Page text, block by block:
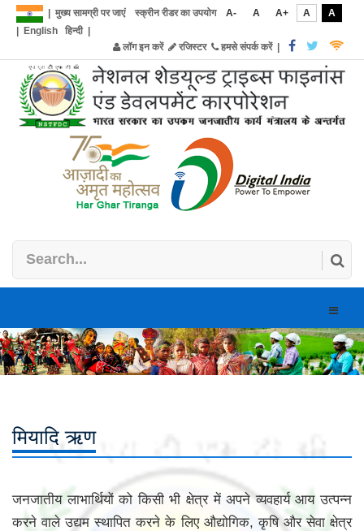
मुख्य सामग्री पर जाएं स्क्रीन रीडर का उपयोग A- A A+ A
A
English हिन्दी|
लॉग इन करें
रजिस्टर हमसे संपर्क करें|
Toggle
मियादि ऋण
जनजातीय लाभार्थियों को किसी भी क्षेत्र में अपने व्यवहार्य आय उत्पन्न
करने वाले उद्यम स्थापित करने के लिए औद्योगिक, कृषि और सेवा क्षेत्र